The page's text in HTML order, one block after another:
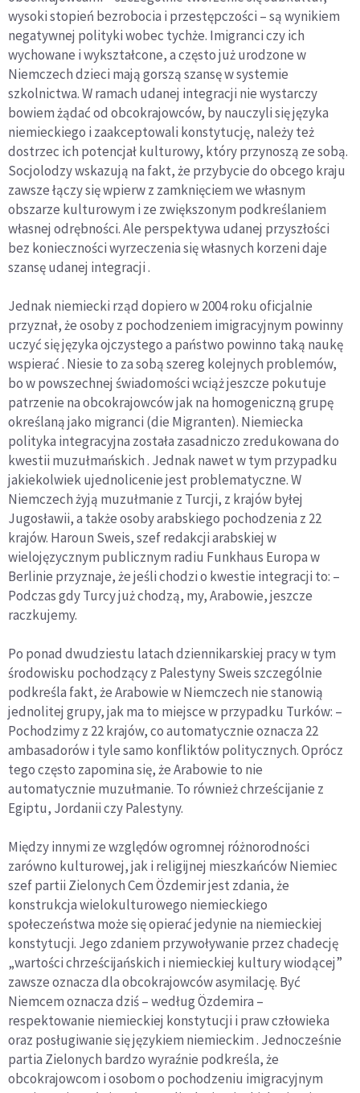
wysoki stopień bezrobocia i przestępczości – są wynikiem
negatywnej polityki wobec tychże. Imigranci czy ich
wychowane i wykształcone, a często już urodzone w
Niemczech dzieci mają gorszą szansę w systemie
szkolnictwa. W ramach udanej integracji nie wystarczy
bowiem żądać od obcokrajowców, by nauczyli się języka
niemieckiego i zaakceptowali konstytucję, należy też
dostrzec ich potencjał kulturowy, który przynoszą ze sobą.
Socjolodzy wskazują na fakt, że przybycie do obcego kraju
zawsze łączy się wpierw z zamknięciem we własnym
obszarze kulturowym i ze zwiększonym podkreślaniem
własnej odrębności. Ale perspektywa udanej przyszłości
bez konieczności wyrzeczenia się własnych korzeni daje
szansę udanej integracji .
Jednak niemiecki rząd dopiero w 2004 roku oficjalnie
przyznał, że osoby z pochodzeniem imigracyjnym powinny
uczyć się języka ojczystego a państwo powinno taką naukę
wspierać . Niesie to za sobą szereg kolejnych problemów,
bo w powszechnej świadomości wciąż jeszcze pokutuje
patrzenie na obcokrajowców jak na homogeniczną grupę
określaną jako migranci (die Migranten). Niemiecka
polityka integracyjna została zasadniczo zredukowana do
kwestii muzułmańskich . Jednak nawet w tym przypadku
jakiekolwiek ujednolicenie jest problematyczne. W
Niemczech żyją muzułmanie z Turcji, z krajów byłej
Jugosławii, a także osoby arabskiego pochodzenia z 22
krajów. Haroun Sweis, szef redakcji arabskiej w
wielojęzycznym publicznym radiu Funkhaus Europa w
Berlinie przyznaje, że jeśli chodzi o kwestie integracji to: –
Podczas gdy Turcy już chodzą, my, Arabowie, jeszcze
raczkujemy.
Po ponad dwudziestu latach dziennikarskiej pracy w tym
środowisku pochodzący z Palestyny Sweis szczególnie
podkreśla fakt, że Arabowie w Niemczech nie stanowią
jednolitej grupy, jak ma to miejsce w przypadku Turków: –
Pochodzimy z 22 krajów, co automatycznie oznacza 22
ambasadorów i tyle samo konfliktów politycznych. Oprócz
tego często zapomina się, że Arabowie to nie
automatycznie muzułmanie. To również chrześcijanie z
Egiptu, Jordanii czy Palestyny.
Między innymi ze względów ogromnej różnorodności
zarówno kulturowej, jak i religijnej mieszkańców Niemiec
szef partii Zielonych Cem Özdemir jest zdania, że
konstrukcja wielokulturowego niemieckiego
społeczeństwa może się opierać jedynie na niemieckiej
konstytucji. Jego zdaniem przywoływanie przez chadecję
„wartości chrześcijańskich i niemieckiej kultury wiodącej”
zawsze oznacza dla obcokrajowców asymilację. Być
Niemcem oznacza dziś – według Özdemira –
respektowanie niemieckiej konstytucji i praw człowieka
oraz posługiwanie się językiem niemieckim . Jednocześnie
partia Zielonych bardzo wyraźnie podkreśla, że
obcokrajowcom i osobom o pochodzeniu imigracyjnym